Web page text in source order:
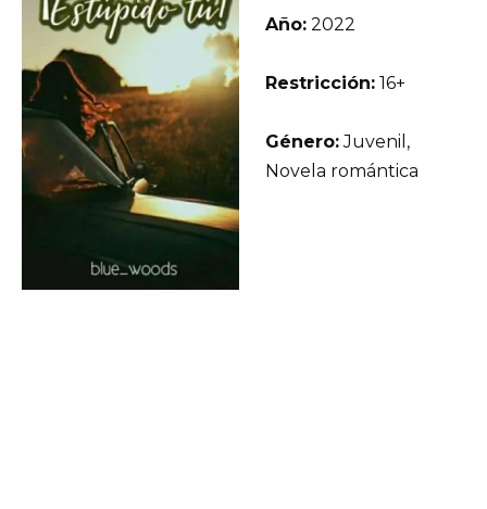
Año: 2022
Restricción: 16+
Género:Juvenil,
Novela romántica